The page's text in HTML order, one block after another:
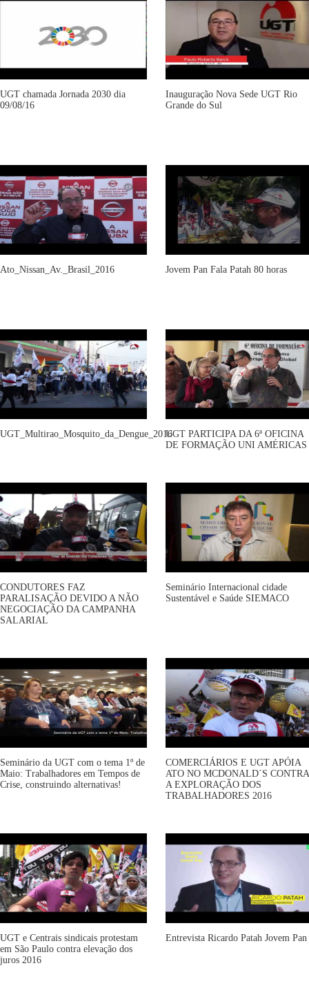
UGT chamada Jornada 2030 dia
09/08/16
Inauguração Nova Sede UGT Rio
Grande do Sul
Ato_Nissan_Av._Brasil_2016 Jovem Pan Fala Patah 80 horas
UGT_Multirao_Mosquito_da_Dengue_2016UGT PARTICIPA DA 6ª OFICINA
DE FORMAÇÃO UNI AMÉRICAS
CONDUTORES FAZ
PARALISAÇÃO DEVIDO A NÃO
NEGOCIAÇÃO DA CAMPANHA
SALARIAL
Seminário Internacional cidade
Sustentável e Saúde SIEMACO
Seminário da UGT com o tema 1º de
Maio: Trabalhadores em Tempos de
Crise, construindo alternativas!
COMERCIÁRIOS E UGT APÓIA
ATO NO MCDONALD´S CONTRA
A EXPLORAÇÃO DOS
TRABALHADORES 2016
UGT e Centrais sindicais protestam
em São Paulo contra elevação dos
juros 2016
Entrevista Ricardo Patah Jovem Pan